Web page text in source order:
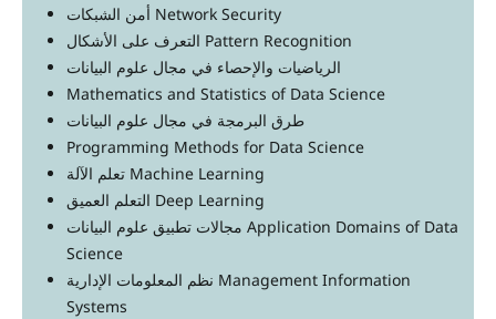
أمن الشبكات Network Security
التعرف على الأشكال Pattern Recognition
الرياضيات والإحصاء في مجال علوم البيانات
Mathematics and Statistics of Data Science
طرق البرمجة في مجال علوم البيانات
Programming Methods for Data Science
تعلم الآلة Machine Learning
التعلم العميق Deep Learning
مجالات تطبيق علوم البيانات Application Domains of Data
Science
نظم المعلومات الإدارية Management Information
Systems